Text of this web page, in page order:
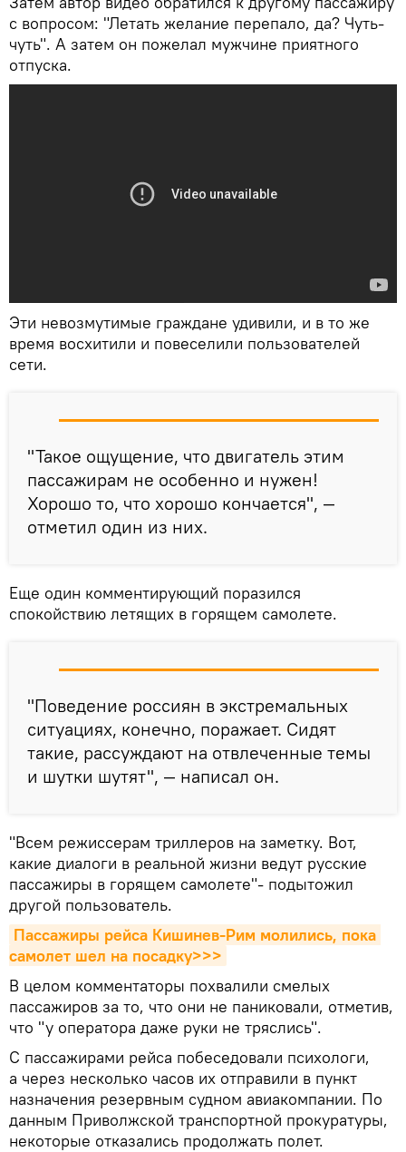
с вопросом: "Летать желание перепало, да? Чуть-
чуть". А затем он пожелал мужчине приятного
отпуска.
Эти невозмутимые граждане удивили, и в то же
время восхитили и повеселили пользователей
сети.
"Такое ощущение, что двигатель этим
пассажирам не особенно и нужен!
Хорошо то, что хорошо кончается", —
отметил один из них.
Еще один комментирующий поразился
спокойствию летящих в горящем самолете.
"Поведение россиян в экстремальных
ситуациях, конечно, поражает. Сидят
такие, рассуждают на отвлеченные темы
и шутки шутят", — написал он.
"Всем режиссерам триллеров на заметку. Вот,
какие диалоги в реальной жизни ведут русские
пассажиры в горящем самолете"- подытожил
другой пользователь.
Пассажиры рейса Кишинев-Рим молились, пока
самолет шел на посадку>>>
В целом комментаторы похвалили смелых
пассажиров за то, что они не паниковали, отметив,
что "у оператора даже руки не тряслись".
С пассажирами рейса побеседовали психологи,
а через несколько часов их отправили в пункт
назначения резервным судном авиакомпании. По
данным Приволжской транспортной прокуратуры,
некоторые отказались продолжать полет.